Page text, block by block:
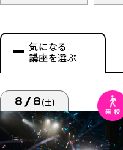
気になる
講座を選ぶ
8/8(土)